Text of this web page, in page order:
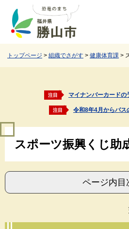
トップページ > 組織でさがす > 健康体育課 >
注目 マイナンバーカード
注目 令和8年4月からバス
スポーツ振興くじ助
ページ内目